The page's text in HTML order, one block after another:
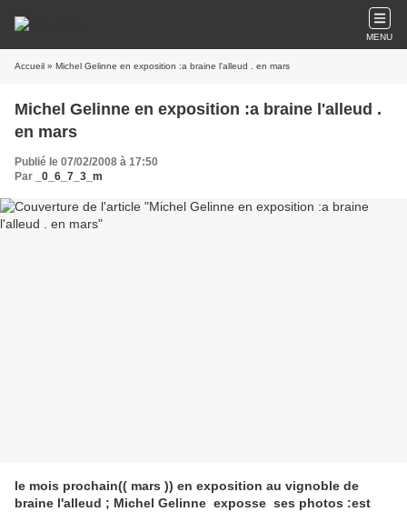
MENU
Accueil » Michel Gelinne en exposition :a braine l'alleud . en mars
Michel Gelinne en exposition :a braine l'alleud .
en mars
Publié le 07/02/2008 à 17:50
Par
_0_6_7_3_m
le mois prochain(( mars )) en exposition au vignoble de
braine l'alleud ; Michel Gelinne exposse ses photos :est